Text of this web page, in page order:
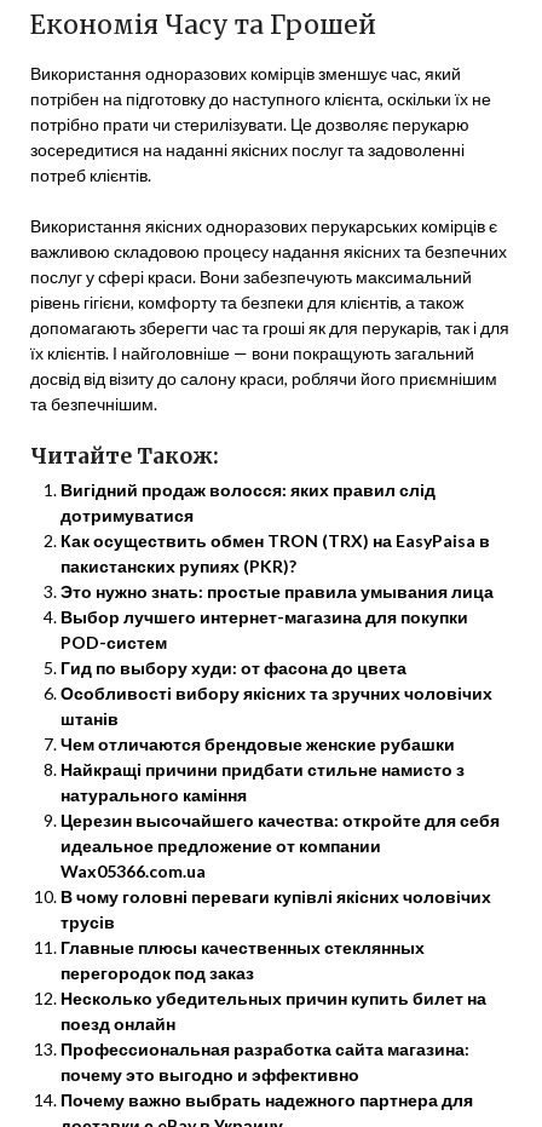
Економія Часу та Грошей
Використання одноразових комірців зменшує час, який
потрібен на підготовку до наступного клієнта, оскільки їх не
потрібно прати чи стерилізувати. Це дозволяє перукарю
зосередитися на наданні якісних послуг та задоволенні
потреб клієнтів.
Використання якісних одноразових перукарських комірців є
важливою складовою процесу надання якісних та безпечних
послуг у сфері краси. Вони забезпечують максимальний
рівень гігієни, комфорту та безпеки для клієнтів, а також
допомагають зберегти час та гроші як для перукарів, так і для
їх клієнтів. І найголовніше — вони покращують загальний
досвід від візиту до салону краси, роблячи його приємнішим
та безпечнішим.
Читайте Також:
Вигідний продаж волосся: яких правил слід
дотримуватися
Как осуществить обмен TRON (TRX) на EasyPaisa в
пакистанских рупиях (PKR)?
Это нужно знать: простые правила умывания лица
Выбор лучшего интернет-магазина для покупки
POD-систем
Гид по выбору худи: от фасона до цвета
Особливості вибору якісних та зручних чоловічих
штанів
Чем отличаются брендовые женские рубашки
Найкращі причини придбати стильне намисто з
натурального каміння
Церезин высочайшего качества: откройте для себя
идеальное предложение от компании
Wax05366.com.ua
В чому головні переваги купівлі якісних чоловічих
трусів
Главные плюсы качественных стеклянных
перегородок под заказ
Несколько убедительных причин купить билет на
поезд онлайн
Профессиональная разработка сайта магазина:
почему это выгодно и эффективно
Почему важно выбрать надежного партнера для